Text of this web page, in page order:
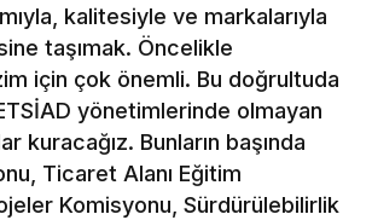
kalitesiyle ve markalarıyla
taşımak. Öncelikle
için çok önemli. Bu doğrultuda
yönetimlerinde olmayan
kuracağız. Bunların başında
Ticaret Alanı Eğitim
Komisyonu, Sürdürülebilirlik